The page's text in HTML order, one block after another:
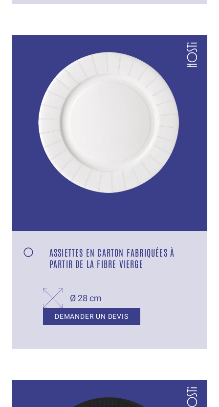
ASSIETTES EN CARTON FABRIQUÉES À
PARTIR DE LA FIBRE VIERGE
Ø 28 cm
DEMANDER UN DEVIS